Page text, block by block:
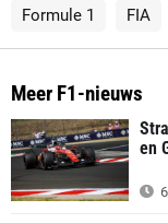
Formule 1 FIA
Meer F1-nieuws
en